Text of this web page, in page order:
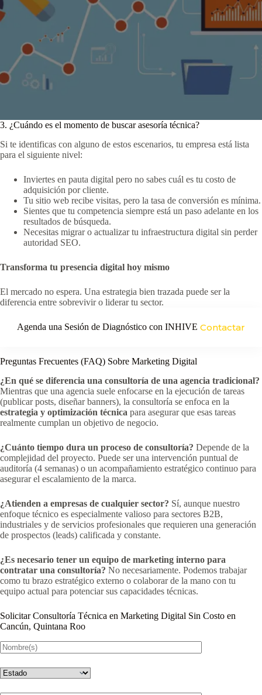
3. ¿Cuándo es el momento de buscar asesoría técnica?
Si te identificas con alguno de estos escenarios, tu empresa está lista
para el siguiente nivel:
Inviertes en pauta digital pero no sabes cuál es tu costo de
adquisición por cliente.
Tu sitio web recibe visitas, pero la tasa de conversión es mínima.
Sientes que tu competencia siempre está un paso adelante en los
resultados de búsqueda.
Necesitas migrar o actualizar tu infraestructura digital sin perder
autoridad SEO.
Transforma tu presencia digital hoy mismo
El mercado no espera. Una estrategia bien trazada puede ser la
diferencia entre sobrevivir o liderar tu sector.
Agenda una Sesión de Diagnóstico con INHIVE Contactar
Preguntas Frecuentes (FAQ) Sobre Marketing Digital
¿En qué se diferencia una consultoría de una agencia tradicional?
Mientras que una agencia suele enfocarse en la ejecución de tareas
(publicar posts, diseñar banners), la consultoría se enfoca en la
estrategia y optimización técnica para asegurar que esas tareas
realmente cumplan un objetivo de negocio.
¿Cuánto tiempo dura un proceso de consultoría? Depende de la
complejidad del proyecto. Puede ser una intervención puntual de
auditoría (4 semanas) o un acompañamiento estratégico continuo para
asegurar el escalamiento de la marca.
¿Atienden a empresas de cualquier sector? Sí, aunque nuestro
enfoque técnico es especialmente valioso para sectores B2B,
industriales y de servicios profesionales que requieren una generación
de prospectos (leads) calificada y constante.
¿Es necesario tener un equipo de marketing interno para
contratar una consultoría? No necesariamente. Podemos trabajar
como tu brazo estratégico externo o colaborar de la mano con tu
equipo actual para potenciar sus capacidades técnicas.
Solicitar Consultoría Técnica en Marketing Digital Sin Costo en
Cancún, Quintana Roo